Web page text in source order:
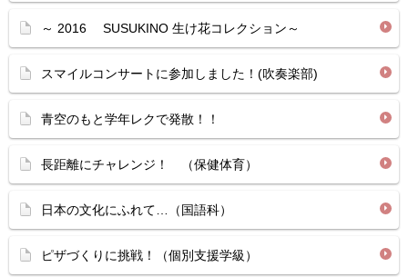
～ 2016 SUSUKINO 生け花コレクション～
スマイルコンサートに参加しました！(吹奏楽部)
青空のもと学年レクで発散！！
長距離にチャレンジ！ （保健体育）
日本の文化にふれて…（国語科）
ピザづくりに挑戦！（個別支援学級）